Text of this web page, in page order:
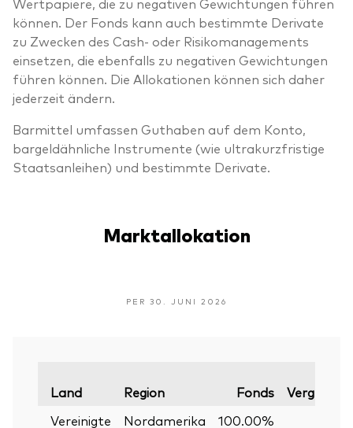
können. Der Fonds kann auch bestimmte Derivate
zu Zwecken des Cash- oder Risikomanagements
einsetzen, die ebenfalls zu negativen Gewichtungen
führen können. Die Allokationen können sich daher
jederzeit ändern.
Barmittel umfassen Guthaben auf dem Konto,
bargeldähnliche Instrumente (wie ultrakurzfristige
Staatsanleihen) und bestimmte Derivate.
Marktallokation
PER 30. JUNI 2026
Land Region Fonds
Vereinigte
Nordamerika 100.00%